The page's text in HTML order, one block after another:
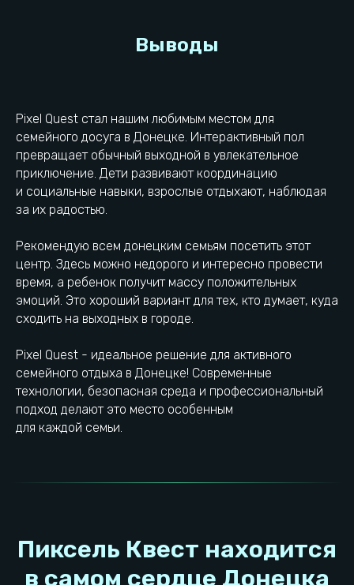
Pixel Quest стал нашим любимым местом для
семейного досуга в Донецке. Интерактивный пол
превращает обычный выходной в увлекательное
приключение. Дети развивают координацию
и социальные навыки, взрослые отдыхают, наблюдая
за их радостью.
Рекомендую всем донецким семьям посетить этот
центр. Здесь можно недорого и интересно провести
время, а ребенок получит массу положительных
эмоций. Это хороший вариант для тех, кто думает, куда
сходить на выходных в городе.
Pixel Quest - идеальное решение для активного
семейного отдыха в Донецке! Современные
технологии, безопасная среда и профессиональный
подход делают это место особенным
для каждой семьи.
ИНН: 610212311681
© 2023−2026. Pixel Quest. Все права защищены.
Копирование материалов сайта запрещено
Контакты УК
Товарный знак ®